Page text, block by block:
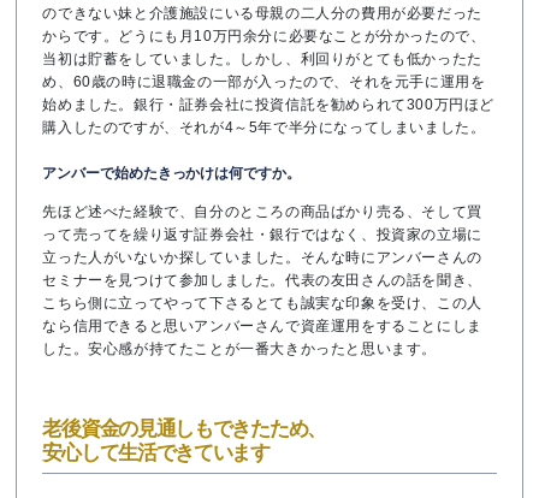
のできない妹と介護施設にいる母親の二人分の費用が必要だった
からです。どうにも月10万円余分に必要なことが分かったので、
当初は貯蓄をしていました。しかし、利回りがとても低かったた
め、60歳の時に退職金の一部が入ったので、それを元手に運用を
始めました。銀行・証券会社に投資信託を勧められて300万円ほど
購入したのですが、それが4～5年で半分になってしまいました。
アンバーで始めたきっかけは何ですか。
先ほど述べた経験で、自分のところの商品ばかり売る、そして買
って売ってを繰り返す証券会社・銀行ではなく、投資家の立場に
立った人がいないか探していました。そんな時にアンバーさんの
セミナーを見つけて参加しました。代表の友田さんの話を聞き、
こちら側に立ってやって下さるとても誠実な印象を受け、この人
なら信用できると思いアンバーさんで資産運用をすることにしま
した。安心感が持てたことが一番大きかったと思います。
老後資金の見通しもできたため、
安心して生活できています